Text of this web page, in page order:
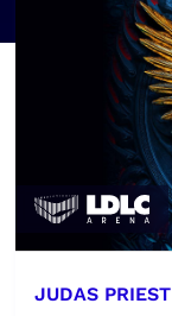
JUDAS PRIEST